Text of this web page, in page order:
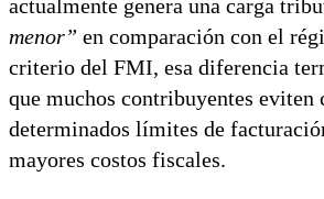
actualmente genera una carga
menor” en comparación con el
criterio del FMI, esa diferencia
que muchos contribuyentes eviten
determinados límites de
mayores costos fiscales.